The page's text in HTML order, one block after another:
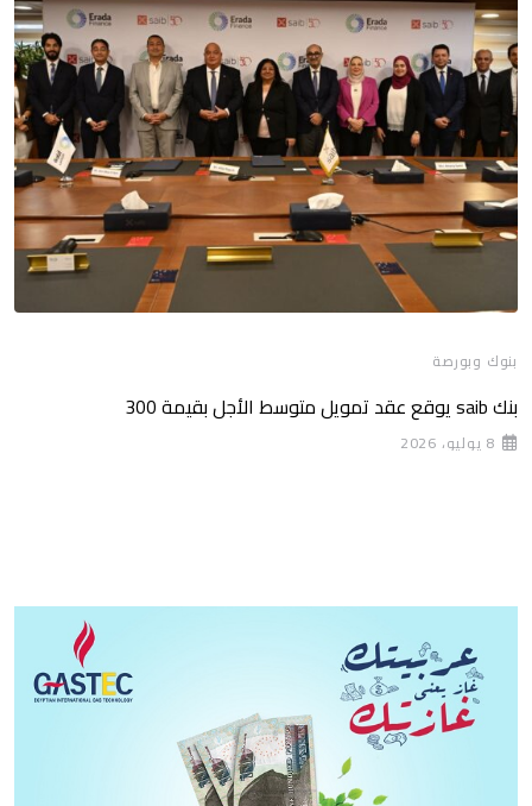
بنوك وبورصة
بنك saib يوقع عقد تمويل متوسط الأجل بقيمة 300
8 يوليو، 2026